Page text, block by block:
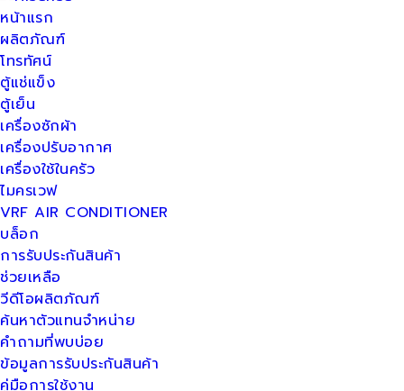
หน้าแรก
ผลิตภัณฑ์
โทรทัศน์
ตู้แช่แข็ง
ตู้เย็น
เครื่องซักผ้า
เครื่องปรับอากาศ
เครื่องใช้ในครัว
ไมครเวฟ
VRF AIR CONDITIONER
บล็อก
การรับประกันสินค้า
ช่วยเหลือ
วีดีโอผลิตภัณฑ์
ค้นหาตัวแทนจำหน่าย
คำถามที่พบบ่อย
ข้อมูลการรับประกันสินค้า
คู่มือการใช้งาน